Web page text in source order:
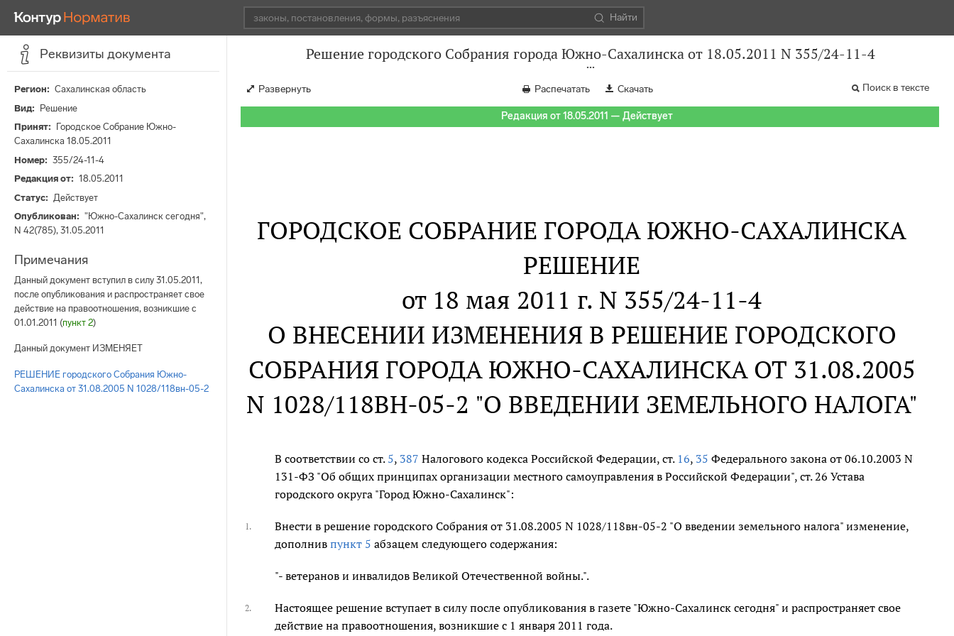
Найти
Реквизиты документа
Регион
Сахалинская область
Вид
Решение
Принят
Городское Собрание Южно-
Сахалинска 18.05.2011
Номер
355/24-11-4
Редакция от
18.05.2011
Статус
Действует
Опубликован
"Южно-Сахалинск сегодня",
N 42(785), 31.05.2011
Примечания
Данный документ вступил в силу 31.05.2011,
после опубликования и распространяет свое
действие на правоотношения, возникшие с
01.01.2011 (пункт 2)
Данный документ ИЗМЕНЯЕТ
РЕШЕНИЕ городского Собрания Южно-
Сахалинска от 31.08.2005 N 1028/118вн-05-2
Решение городского Собрания города Южно-Сахалинска от 18.05.2011 N 355/24-11-4
Развернуть Распечатать Скачать Поиск в тексте
Редакция от 18.05.2011 — Действует
ГОРОДСКОЕ СОБРАНИЕ ГОРОДА ЮЖНО-САХАЛИНСКА
РЕШЕНИЕ
от 18 мая 2011 г. N 355/24-11-4
О ВНЕСЕНИИ ИЗМЕНЕНИЯ В РЕШЕНИЕ ГОРОДСКОГО
СОБРАНИЯ ГОРОДА ЮЖНО-САХАЛИНСКА ОТ 31.08.2005
N 1028/118ВН-05-2 "О ВВЕДЕНИИ ЗЕМЕЛЬНОГО НАЛОГА"
В соответствии со ст. 5, 387 Налогового кодекса Российской Федерации, ст. 16, 35 Федерального закона от 06.10.2003 N
131-ФЗ "Об общих принципах организации местного самоуправления в Российской Федерации", ст. 26 Устава
городского округа "Город Южно-Сахалинск":
1.
Внести в решение городского Собрания от 31.08.2005 N 1028/118вн-05-2 "О введении земельного налога" изменение,
дополнивпункт 5 абзацем следующего содержания:
"- ветеранов и инвалидов Великой Отечественной войны.".
2.
Настоящее решение вступает в силу после опубликования в газете "Южно-Сахалинск сегодня" и распространяет свое
действие на правоотношения, возникшие с 1 января 2011 года.